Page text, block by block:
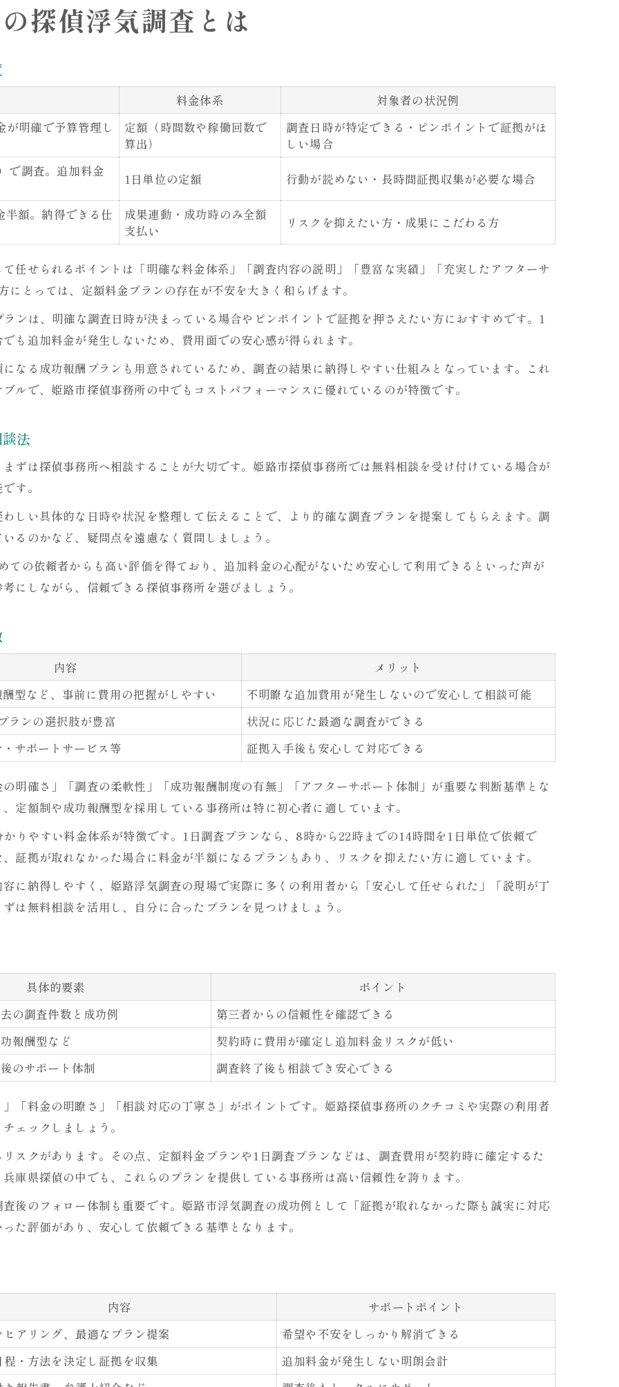
定額制が選ばれる理由とそのメリット
調査内容ごとの料金と選び方のコツ
探偵事務所選びで重視すべき浮気調査の費用
探偵選びで失敗しない費用比較ガイド
浮気調査費用の内訳とチェックポイント
探偵事務所の料金相場を知る方法
費用対効果で選ぶ探偵の選択術
探偵に依頼する際の安心な支払い条件
ピンポイント調査OKの新しい料金プラン解説
探偵のピンポイント調査プラン早見表
短時間調査プランが選ばれる理由
調査日時が明確な場合の探偵活用法
必要な証拠だけを効率よく集める方法
初回利用者向け探偵サービスの流れ
証拠収集に強い探偵料金プラン比較
探偵の証拠収集力と費用の関係性
探偵浮気調査とは
料金体系
対象者の状況例
が明確で予算管理し
定額（時間数や稼働回数で
算出）
調査日時が特定できる・ピンポイントで証拠がほ
しい場合
で調査。追加料金
1日単位の定額 行動が読めない・長時間証拠収集が必要な場合
半額。納得できる仕
成果連動・成功時のみ全額
支払い
リスクを抑えたい方・成果にこだわる方
任せられるポイントは「明確な料金体系」「調査内容の説明」「豊富な実績」「充実したアフターサ
とっては、定額料金プランの存在が不安を大きく和らげます。
ンは、明確な調査日時が決まっている場合やピンポイントで証拠を押さえたい方におすすめです。1
も追加料金が発生しないため、費用面での安心感が得られます。
なる成功報酬プランも用意されているため、調査の結果に納得しやすい仕組みとなっています。これ
ルで、姫路市探偵事務所の中でもコストパフォーマンスに優れているのが特徴です。
法
ずは探偵事務所へ相談することが大切です。姫路市探偵事務所では無料相談を受け付けている場合が
す。
しい具体的な日時や状況を整理して伝えることで、より的確な調査プランを提案してもらえます。調
るのかなど、疑問点を遠慮なく質問しましょう。
ての依頼者からも高い評価を得ており、追加料金の心配がないため安心して利用できるといった声が
にしながら、信頼できる探偵事務所を選びましょう。
内容
メリット
型など、事前に費用の把握がしやすい
不明瞭な追加費用が発生しないので安心して相談可能
ランの選択肢が豊富
状況に応じた最適な調査ができる
サポートサービス等 証拠入手後も安心して対応できる
明確さ」「調査の柔軟性」「成功報酬制度の有無」「アフターサポート体制」が重要な判断基準とな
定額制や成功報酬型を採用している事務所は特に初心者に適しています。
りやすい料金体系が特徴です。1日調査プランなら、8時から22時までの14時間を1日単位で依頼で
証拠が取れなかった場合に料金が半額になるプランもあり、リスクを抑えたい方に適しています。
に納得しやすく、姫路浮気調査の現場で実際に多くの利用者から「安心して任せられた」「説明が丁
は無料相談を活用し、自分に合ったプランを見つけましょう。
具体的要素
ポイント
の調査件数と成功例
第三者からの信頼性を確認できる
報酬型など
契約時に費用が確定し追加料金リスクが低い
のサポート体制 調査終了後も相談でき安心できる
「料金の明瞭さ」「相談対応の丁寧さ」がポイントです。姫路探偵事務所のクチコミや実際の利用者
ェックしましょう。
スクがあります。その点、定額料金プランや1日調査プランなどは、調査費用が契約時に確定するた
庫県探偵の中でも、これらのプランを提供している事務所は高い信頼性を誇ります。
後のフォロー体制も重要です。姫路市浮気調査の成功例として「証拠が取れなかった際も誠実に対応
た評価があり、安心して依頼できる基準となります。
内容
サポートポイント
ヒアリング、最適なプラン提案
希望や不安をしっかり解消できる
程・方法を決定し証拠を収集
追加料金が発生しない明朗会計